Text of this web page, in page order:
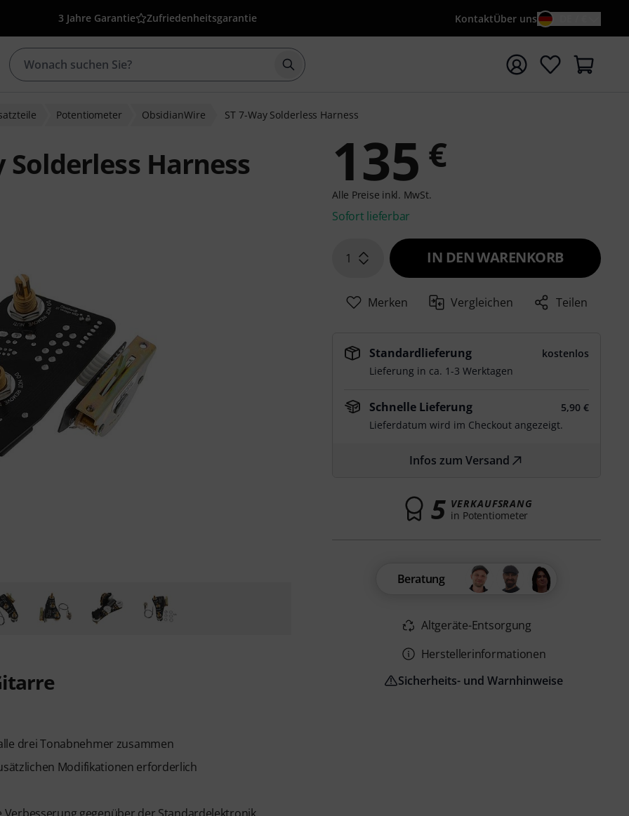
3 Jahre Garantie Zufriedenheitsgarantie KontaktÜber uns
Suche mit Suchwort {searchTerm} starten
Potentiometer ObsidianWire ST 7-Way Solderless Harness
Solderless Harness
drei Tonabnehmer zusammen
Modifikationen erforderlich
135 €
Alle Preise inkl. MwSt.
Sofort lieferbar
1 IN DEN WARENKORB
Merken Vergleichen Teilen
Standardlieferung
kostenlos
Lieferung in ca. 1-3 Werktagen
Schnelle Lieferung
5,90 €
Lieferdatum wird im Checkout angezeigt.
Infos zum Versand
5 VERKAUFSRANG
in Potentiometer
Beratung
Altgeräte-Entsorgung
Herstellerinformationen
Sicherheits- und Warnhinweise